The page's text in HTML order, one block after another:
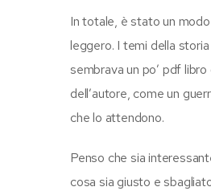
In totale, è stato un
leggero. I temi della
sembrava un po’ pdf
dell’autore, come un
che lo attendono.
Penso che sia
cosa sia giusto e